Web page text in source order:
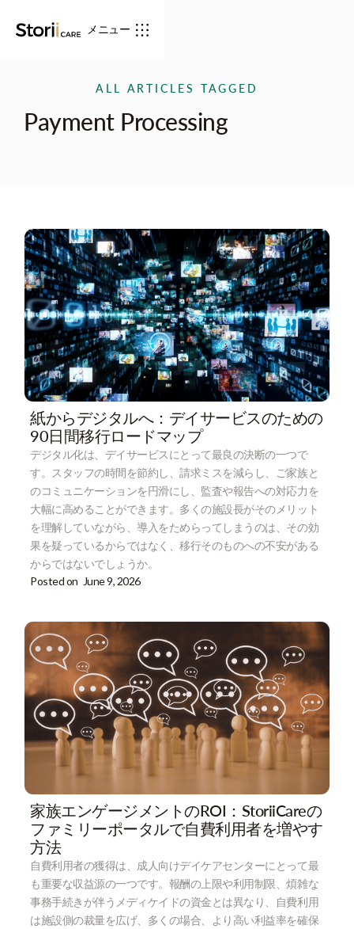
メニュー
ALL ARTICLES TAGGED
Payment Processing
紙からデジタルへ：デイサービスのための
90日間移行ロードマップ
デジタル化は、デイサービスにとって最良の決断の一つで
す。スタッフの時間を節約し、請求ミスを減らし、ご家族と
のコミュニケーションを円滑にし、監査や報告への対応力を
大幅に高めることができます。多くの施設長がそのメリット
を理解していながら、導入をためらってしまうのは、その効
果を疑っているからではなく、移行そのものへの不安がある
からではないでしょうか。
Posted on June 9, 2026
家族エンゲージメントのROI：StoriiCareの
ファミリーポータルで自費利用者を増やす
方法
自費利用者の獲得は、成人向けデイケアセンターにとって最
も重要な収益源の一つです。報酬の上限や利用制限、煩雑な
事務手続きが伴うメディケイドの資金とは異なり、自費利用
は施設側の裁量を広げ、多くの場合、より高い利益率を確保